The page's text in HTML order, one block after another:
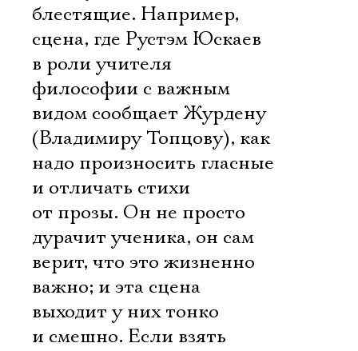
блестящие. Например,
сцена, где Рустэм Юскаев
в роли учителя
философии с важным
видом сообщает Журдену
(Владимиру Топцову), как
надо произносить гласные
и отличать стихи
от прозы. Он не просто
дурачит ученика, он сам
верит, что это жизненно
важно; и эта сцена
выходит у них тонко
и смешно. Если взять